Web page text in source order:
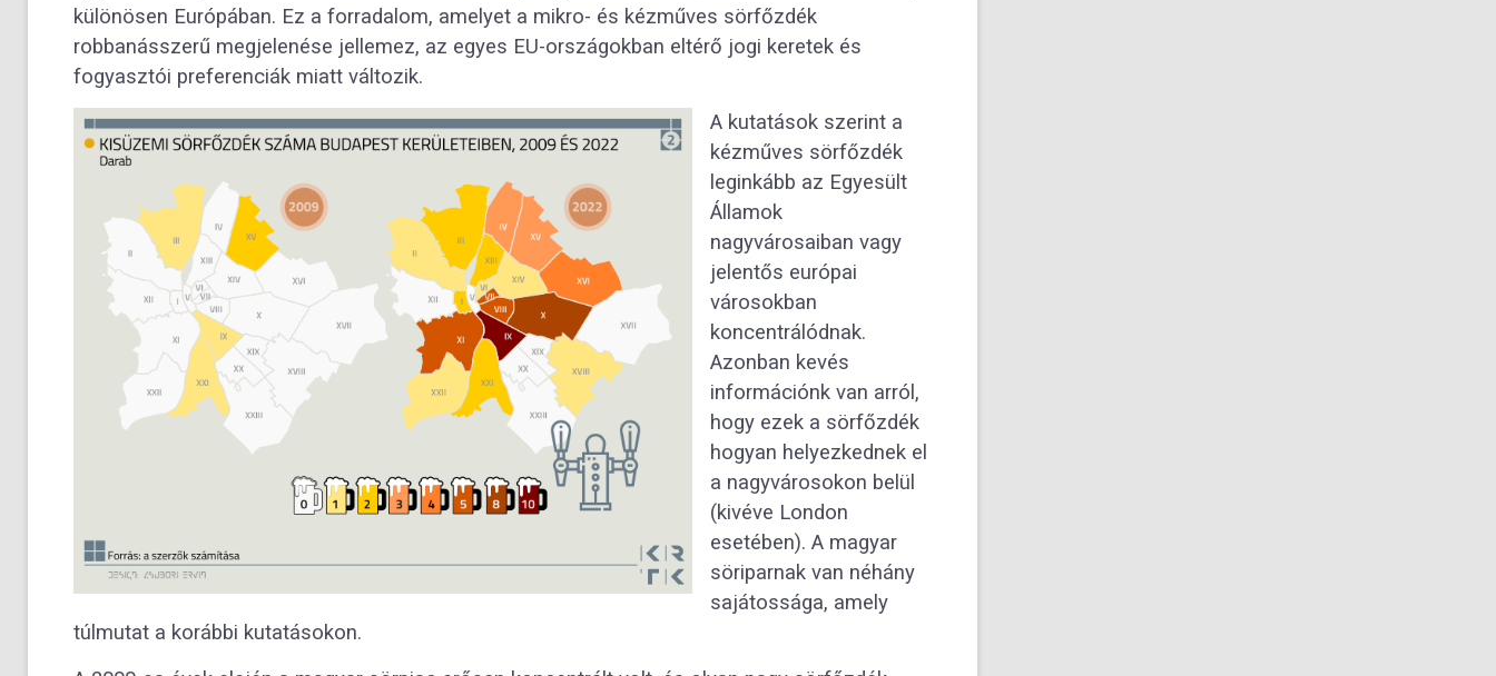
különösen Európában. Ez a forradalom, amelyet a mikro- és kézműves sörfőzdék
robbanásszerű megjelenése jellemez, az egyes EU-országokban eltérő jogi keretek és
fogyasztói preferenciák miatt változik.
A kutatások szerint a
kézműves sörfőzdék
leginkább az Egyesült
Államok
nagyvárosaiban vagy
jelentős európai
városokban
koncentrálódnak.
Azonban kevés
információnk van arról,
hogy ezek a sörfőzdék
hogyan helyezkednek el
a nagyvárosokon belül
(kivéve London
esetében). A magyar
söriparnak van néhány
sajátossága, amely
túlmutat a korábbi kutatásokon.